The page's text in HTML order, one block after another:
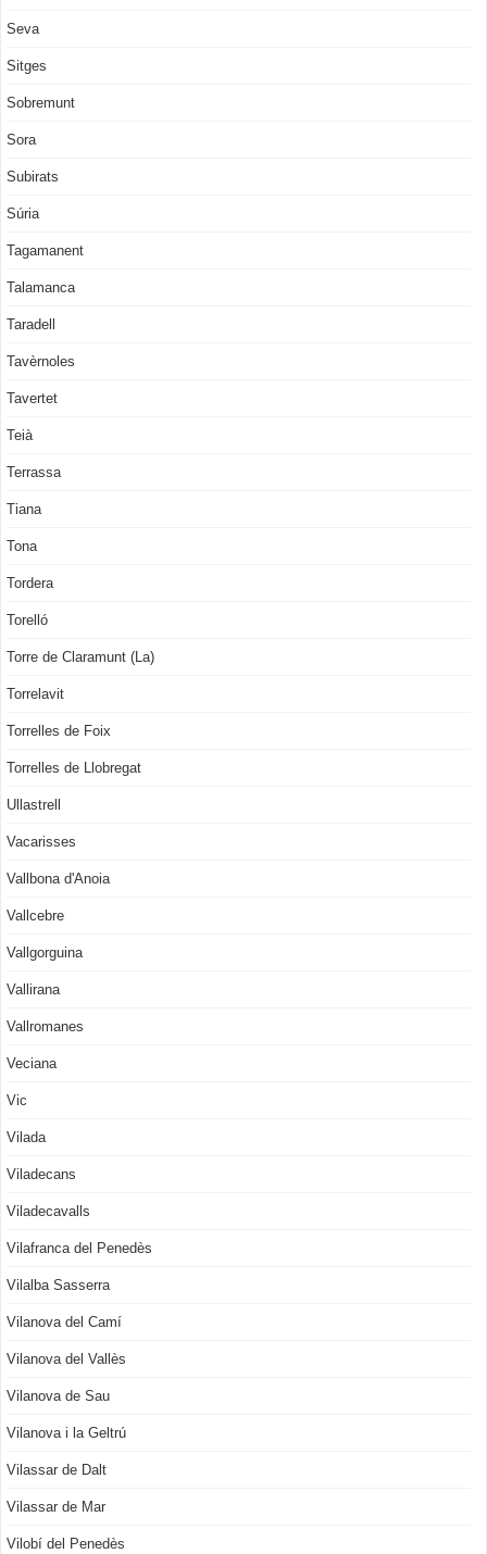
Seva
Sitges
Sobremunt
Sora
Subirats
Súria
Tagamanent
Talamanca
Taradell
Tavèrnoles
Tavertet
Teià
Terrassa
Tiana
Tona
Tordera
Torelló
Torre de Claramunt (La)
Torrelavit
Torrelles de Foix
Torrelles de Llobregat
Ullastrell
Vacarisses
Vallbona d'Anoia
Vallcebre
Vallgorguina
Vallirana
Vallromanes
Veciana
Vic
Vilada
Viladecans
Viladecavalls
Vilafranca del Penedès
Vilalba Sasserra
Vilanova del Camí
Vilanova del Vallès
Vilanova de Sau
Vilanova i la Geltrú
Vilassar de Dalt
Vilassar de Mar
Vilobí del Penedès